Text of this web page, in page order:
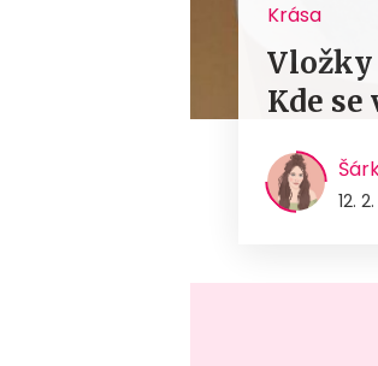
Krása
Vložky
Kde
12.